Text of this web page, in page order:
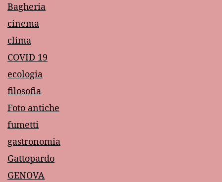
Bagheria
cinema
clima
COVID 19
ecologia
filosofia
Foto antiche
fumetti
gastronomia
Gattopardo
GENOVA